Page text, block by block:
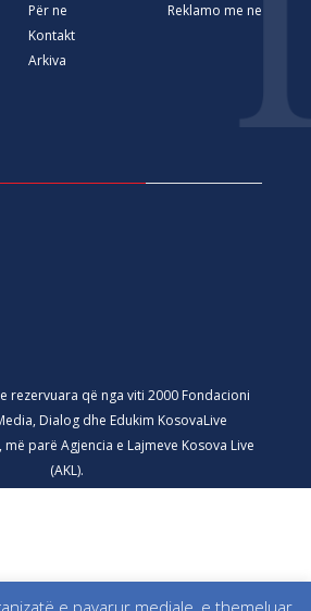
Për ne
Kontakt
Arkiva
Reklamo me ne
rezervuara që nga viti 2000 Fondacioni
Dialog dhe Edukim KosovaLive
më parë Agjencia e Lajmeve Kosova Live
(AKL).
e pavarur mediale, e themeluar